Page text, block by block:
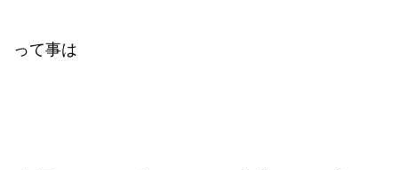
って事は